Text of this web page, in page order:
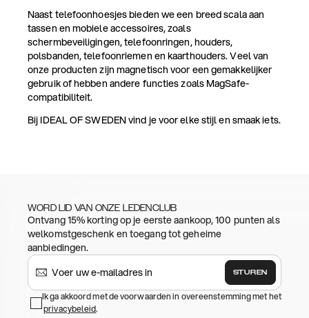
Naast telefoonhoesjes bieden we een breed scala aan
tassen en mobiele accessoires, zoals
schermbeveiligingen, telefoonringen, houders,
polsbanden, telefoonriemen en kaarthouders. Veel van
onze producten zijn magnetisch voor een gemakkelijker
gebruik of hebben andere functies zoals MagSafe-
compatibiliteit.
Bij IDEAL OF SWEDEN vind je voor elke stijl en smaak iets.
WORD LID VAN ONZE LEDENCLUB
Ontvang 15% korting op je eerste aankoop, 100 punten als
welkomstgeschenk en toegang tot geheime
aanbiedingen.
STUREN
Ik ga akkoord met de voorwaarden in overeenstemming met het
privacybeleid.